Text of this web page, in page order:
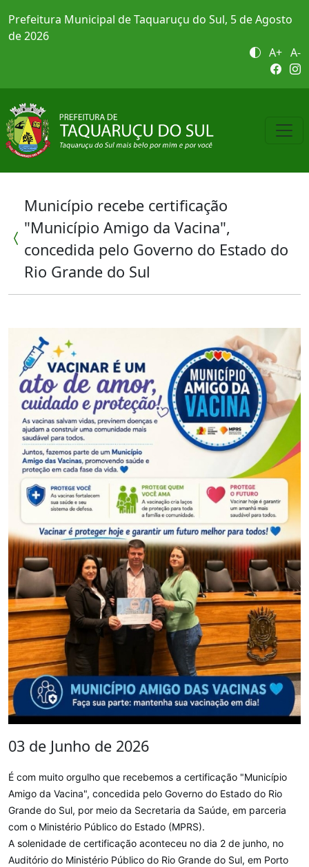
Prefeitura Municipal de Taquaruçu do Sul, 5 de Agosto
de 2026
A+ A-
Município recebe certificação
"Município Amigo da Vacina",
concedida pelo Governo do Estado do
Rio Grande do Sul
03 de Junho de 2026
É com muito orgulho que recebemos a certificação "Município
Amigo da Vacina", concedida pelo Governo do Estado do Rio
Grande do Sul, por meio da Secretaria da Saúde, em parceria
com o Ministério Público do Estado (MPRS).
A solenidade de certificação aconteceu no dia 2 de junho, no
Auditório do Ministério Público do Rio Grande do Sul, em Porto